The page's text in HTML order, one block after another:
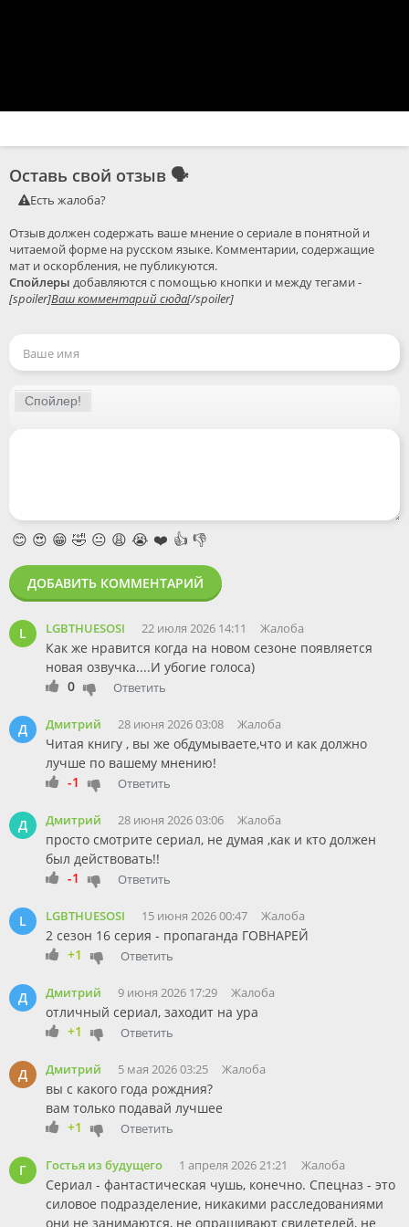
Оставь свой отзыв 🗣
Есть жалоба?
Отзыв должен содержать ваше мнение о сериале в понятной и
читаемой форме на русском языке. Комментарии, содержащие
Спойлеры добавляются с помощью кнопки и между тегами -
[spoiler]Ваш комментарий сюда[/spoiler]
L LGBTHUESOSI 22 июля 2026 14:11 Жалоба
Как же нравится когда на новом сезоне появляется
новая озвучка....И убогие голоса)
0
Ответить
Д Дмитрий 28 июня 2026 03:08 Жалоба
Читая книгу , вы же обдумываете,что и как должно
лучше по вашему мнению!
-1
Ответить
Д Дмитрий 28 июня 2026 03:06 Жалоба
просто смотрите сериал, не думая ,как и кто должен
был действовать!!
-1
Ответить
L LGBTHUESOSI 15 июня 2026 00:47 Жалоба
2 сезон 16 серия - пропаганда ГОВНАРЕЙ
+1
Ответить
Д Дмитрий 9 июня 2026 17:29 Жалоба
отличный сериал, заходит на ура
+1
Ответить
Д Дмитрий 5 мая 2026 03:25 Жалоба
вы с какого года рождния?
вам только подавай лучшее
+1
Ответить
Г Гостья из будущего 1 апреля 2026 21:21 Жалоба
Сериал - фантастическая чушь, конечно. Спецназ - это
силовое подразделение, никакими расследованиями
они не занимаются, не опрашивают свидетелей, не
😊 😍 😁 🤣 😐 😩 😭 ❤️ 👍 👎
ДОБАВИТЬ КОММЕНТАРИЙ